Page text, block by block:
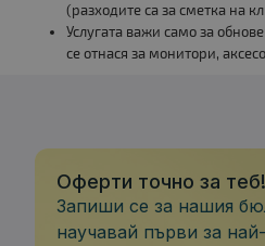
(разходите са за сметка на
Услугата важи само за
се отнася за монитори,
Оферти точно за теб!
Запиши се за нашия
научавай първи за